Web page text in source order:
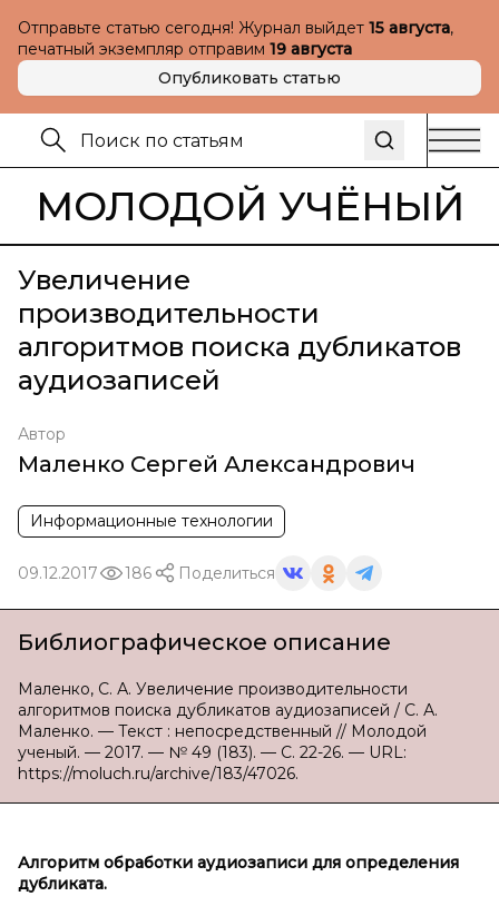
Отправьте статью сегодня! Журнал выйдет 15 августа,
печатный экземпляр отправим 19 августа
Опубликовать статью
МОЛОДОЙ УЧЁНЫЙ
Увеличение
производительности
алгоритмов поиска дубликатов
аудиозаписей
Автор
Маленко Сергей Александрович
Информационные технологии
09.12.2017 186 Поделиться
Библиографическое описание
Маленко, С. А. Увеличение производительности
алгоритмов поиска дубликатов аудиозаписей / С. А.
Маленко. — Текст : непосредственный // Молодой
ученый. — 2017. — № 49 (183). — С. 22-26. — URL:
https://moluch.ru/archive/183/47026.
Алгоритм обработки аудиозаписи для определения
дубликата.